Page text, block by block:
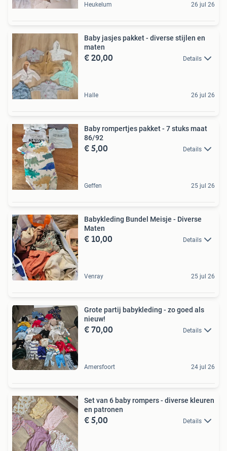
Heukelum 26 jul 26
Baby jasjes pakket - diverse stijlen en
maten
€ 20,00 Details
Halle 26 jul 26
Baby rompertjes pakket - 7 stuks maat
86/92
€ 5,00 Details
Geffen 25 jul 26
Babykleding Bundel Meisje - Diverse
Maten
€ 10,00 Details
Venray 25 jul 26
Grote partij babykleding - zo goed als
nieuw!
€ 70,00 Details
Amersfoort 24 jul 26
Set van 6 baby rompers - diverse kleuren
en patronen
€ 5,00 Details